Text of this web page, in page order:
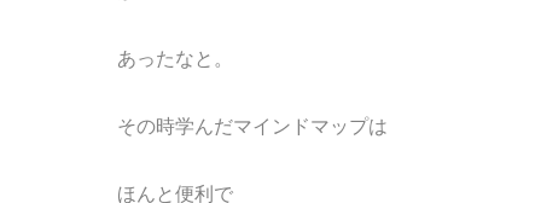
あったなと。
その時学んだマインドマップは
ほんと便利で